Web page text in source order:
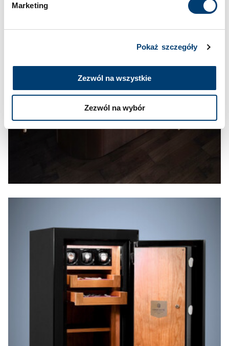
Marketing
Pokaż szczegóły
Zezwól na wszystkie
Zezwól na wybór